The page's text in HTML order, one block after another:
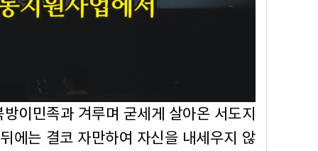
이민족과 겨루며 굳세게 살아온 서도지
에는 결코 자만하여 자신을 내세우지 않